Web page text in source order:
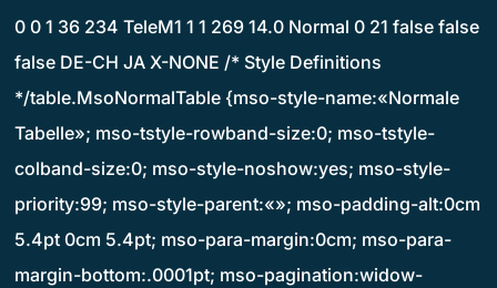
0 0 1 36 234 TeleM1 1 1 269 14.0 Normal 0 21 false false
false DE-CH JA X-NONE /* Style Definitions
*/table.MsoNormalTable {mso-style-name:«Normale
Tabelle»; mso-tstyle-rowband-size:0; mso-tstyle-
colband-size:0; mso-style-noshow:yes; mso-style-
priority:99; mso-style-parent:«»; mso-padding-alt:0cm
5.4pt 0cm 5.4pt; mso-para-margin:0cm; mso-para-
margin-bottom:.0001pt; mso-pagination:widow-